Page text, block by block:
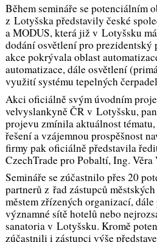
Během semináře se potenciálním
z Lotyšska představily české
a MODUS, která již v Lotyšsku
dodání osvětlení pro prezidentský
akce pokrývala oblast
automatizace, dále osvětlení
využití systému tepelných
Akci oficiálně svým úvodním
velvyslankyně ČR v Lotyšsku,
projevu zmínila aktuálnost
řešení a vzájemnou prospěšnost
firmy pak oficiálně představila
CzechTrade pro Pobaltí, Ing. Věra
Semináře se zúčastnilo přes 20
partnerů z řad zástupců
městem zřízených organizací,
významné sítě hotelů nebo
sanatoria v Lotyšsku. Kromě
zúčastnili i zástupci výše